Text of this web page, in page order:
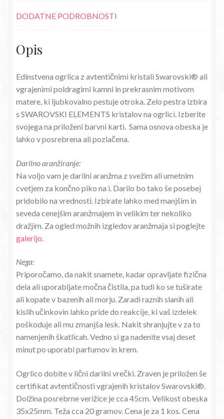
količina
DODATNE PODROBNOSTI
Opis
Edinstvena ogrlica z avtentičnimi kristali Swarovski® ali
vgrajenimi poldragimi kamni in prekrasnim motivom
matere, ki ljubkovalno pestuje otroka. Zelo pestra izbira
s SWAROVSKI ELEMENTS kristalov na ogrlici. Izberite
svojega na priloženi barvni karti. Sama osnova obeska je
lahko v posrebrena ali pozlačena.
Darilno aranžiranje:
Na voljo vam je darilni aranžma z svežim ali umetnim
cvetjem za končno piko na i. Darilo bo tako še posebej
pridobilo na vrednosti. Izbirate lahko med manjšim in
seveda cenejšim aranžmajem in velikim ter nekoliko
dražjim. Za ogled možnih izgledov aranžmaja si poglejte
galerijo
Nega:
Priporočamo, da nakit snamete, kadar opravljate fizična
dela ali uporabljate močna čistila, pa tudi ko se tuširate
ali kopate v bazenih ali morju. Zaradi raznih slanih ali
kislih učinkovin lahko pride do reakcije, ki vaš izdelek
poškoduje ali mu zmanjša lesk. Nakit shranjujte v za to
namenjenih škatlicah. Vedno si ga nadenite vsaj deset
minut po uporabi parfumov in krem.
Ogrlico dobite v lični darilni vrečki. Zraven je priložen še
certifikat avtentičnosti vgrajenih kristalov Swarovski®.
Dolžina posrebrne verižice je cca 45cm. Velikost obeska
35x25mm. Teža cca 20 gramov. Cena je za 1 kos. Cena